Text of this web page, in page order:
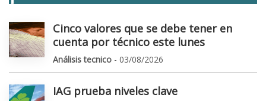
Cinco valores que se debe tener en
cuenta por técnico este lunes
Análisis tecnico - 03/08/2026
IAG prueba niveles clave